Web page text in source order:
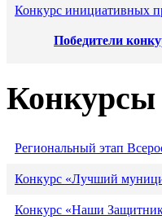
Конкурс инициативных
Победители
Конкурсы
Региональный этап
Конкурс «Лучший
Конкурс «Наши